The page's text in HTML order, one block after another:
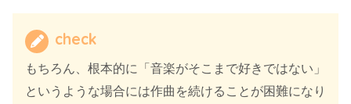
check
もちろん、根本的に「音楽がそこまで好きではない」
というような場合には作曲を続けることが困難になり